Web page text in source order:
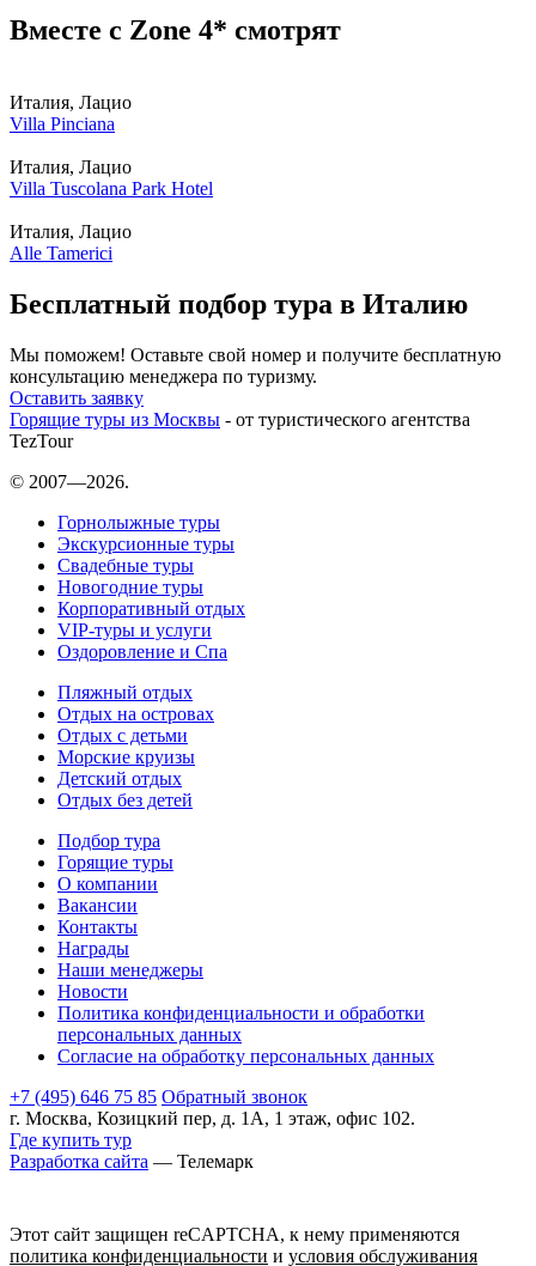
Вместе с Zone 4* смотрят
Италия, Лацио
Villa Pinciana
Италия, Лацио
Villa Tuscolana Park Hotel
Италия, Лацио
Alle Tamerici
Бесплатный подбор тура в Италию
Мы поможем! Оставьте свой номер и получите бесплатную
консультацию менеджера по туризму.
Оставить заявку
Горящие туры из Москвы - от туристического агентства
TezTour
© 2007—2026.
Горнолыжные туры
Экскурсионные туры
Свадебные туры
Новогодние туры
Корпоративный отдых
VIP-туры и услуги
Оздоровление и Спа
Пляжный отдых
Отдых на островах
Отдых с детьми
Морские круизы
Детский отдых
Отдых без детей
Подбор тура
Горящие туры
О компании
Вакансии
Контакты
Награды
Наши менеджеры
Новости
Политика конфиденциальности и обработки
персональных данных
Согласие на обработку персональных данных
+7 (495) 646 75 85 Обратный звонок
г. Москва, Козицкий пер, д. 1А, 1 этаж, офис 102.
Где купить тур
Разработка сайта — Телемарк
Этот сайт защищен reCAPTCHA, к нему применяются
политика конфиденциальности и условия обслуживания